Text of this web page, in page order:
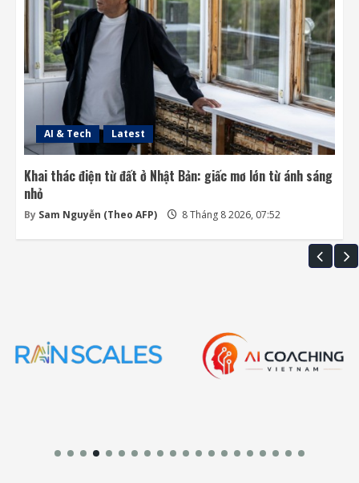
AI & Tech Latest
Khai thác điện từ đất ở Nhật Bản: giấc mơ lớn từ ánh sáng
nhỏ
By Sam Nguyễn (Theo AFP) 8 Tháng 8 2026, 07:52